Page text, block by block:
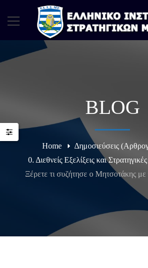
BLOG
Home
Δημοσιεύσεις
0. Διεθνείς Εξελίξεις και
Ξέρετε τι συζήτησε ο Μητσοτάκης με